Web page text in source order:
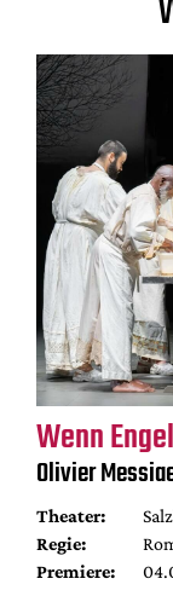
Wenn
Olivier
Theater:
Regie:
Premiere: